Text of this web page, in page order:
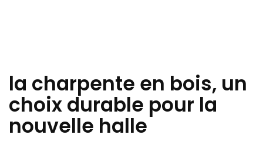
la charpente en bois, un
choix durable pour la
nouvelle halle